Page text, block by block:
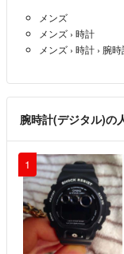
メンズ
メンズ › 時計
メンズ › 時計 › 腕
腕時計(デジタル)の
1